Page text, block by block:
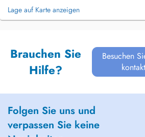
Lage auf Karte anzeigen
Brauchen Sie
Hilfe?
Besuchen
Folgen Sie uns und
verpassen Sie keine